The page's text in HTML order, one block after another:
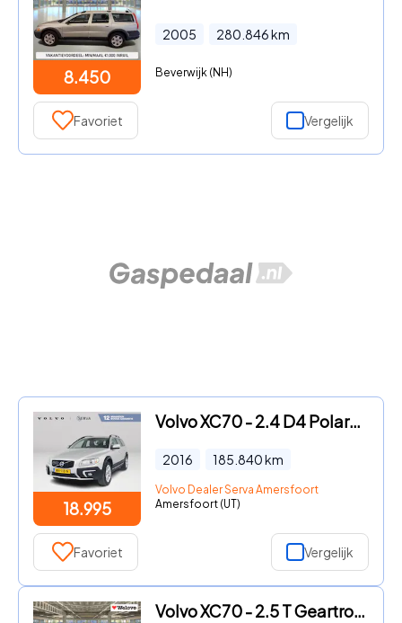
8.450
2005 280.846km
Beverwijk (NH)
Favoriet Vergelijk
18.995
Volvo XC70 - 2.4 D4 Polar+ | 5 cilinder | Park assist | Cruise control |
2016 185.840km
Volvo Dealer Serva Amersfoort
Amersfoort (UT)
Favoriet Vergelijk
Volvo XC70 - 2.5 T Geartronic Comfort Line 3e bankje, trekhaak, automaat.